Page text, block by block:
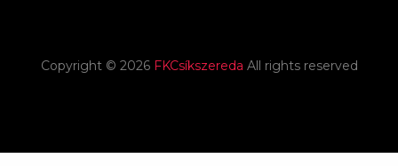
Copyright © 2026 FKCsíkszereda All rights reserved